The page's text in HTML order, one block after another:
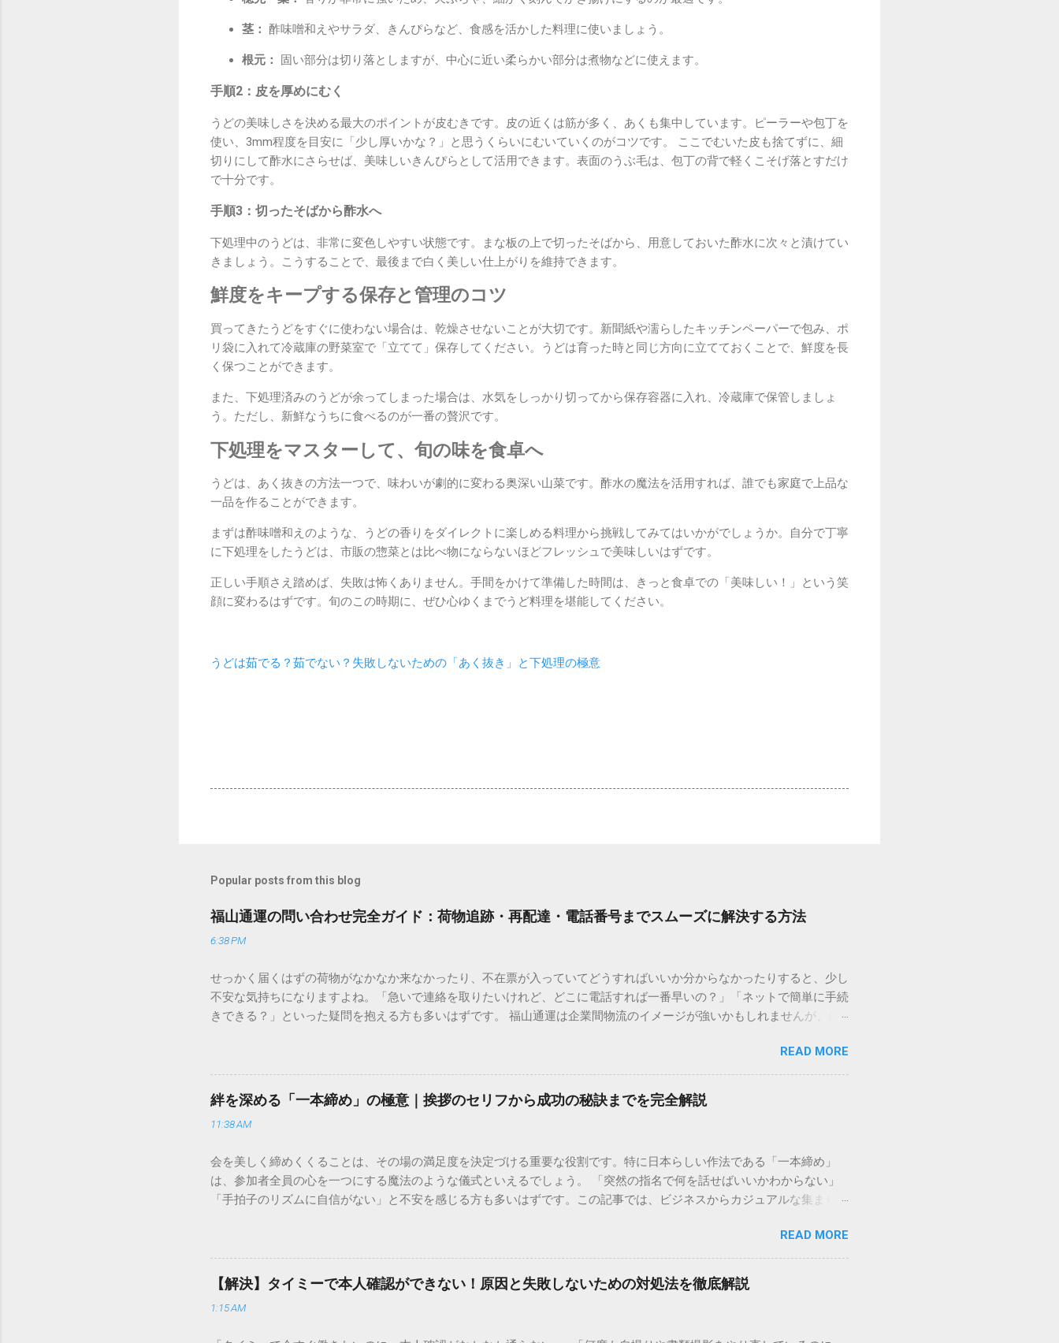
茎： 酢味噌和えやサラダ、きんぴらなど、食感を活かした料理に使いましょう。
根元： 固い部分は切り落としますが、中心に近い柔らかい部分は煮物などに使えます。
手順2：皮を厚めにむく
うどの美味しさを決める最大のポイントが皮むきです。皮の近くは筋が多く、あくも集中しています。ピーラーや包丁を
使い、3mm程度を目安に「少し厚いかな？」と思うくらいにむいていくのがコツです。 ここでむいた皮も捨てずに、細
切りにして酢水にさらせば、美味しいきんぴらとして活用できます。表面のうぶ毛は、包丁の背で軽くこそげ落とすだけ
で十分です。
手順3：切ったそばから酢水へ
下処理中のうどは、非常に変色しやすい状態です。まな板の上で切ったそばから、用意しておいた酢水に次々と漬けてい
きましょう。こうすることで、最後まで白く美しい仕上がりを維持できます。
鮮度をキープする保存と管理のコツ
買ってきたうどをすぐに使わない場合は、乾燥させないことが大切です。新聞紙や濡らしたキッチンペーパーで包み、ポ
リ袋に入れて冷蔵庫の野菜室で「立てて」保存してください。うどは育った時と同じ方向に立てておくことで、鮮度を長
く保つことができます。
また、下処理済みのうどが余ってしまった場合は、水気をしっかり切ってから保存容器に入れ、冷蔵庫で保管しましょ
う。ただし、新鮮なうちに食べるのが一番の贅沢です。
下処理をマスターして、旬の味を食卓へ
うどは、あく抜きの方法一つで、味わいが劇的に変わる奥深い山菜です。酢水の魔法を活用すれば、誰でも家庭で上品な
一品を作ることができます。
まずは酢味噌和えのような、うどの香りをダイレクトに楽しめる料理から挑戦してみてはいかがでしょうか。自分で丁寧
に下処理をしたうどは、市販の惣菜とは比べ物にならないほどフレッシュで美味しいはずです。
正しい手順さえ踏めば、失敗は怖くありません。手間をかけて準備した時間は、きっと食卓での「美味しい！」という笑
顔に変わるはずです。旬のこの時期に、ぜひ心ゆくまでうど料理を堪能してください。
うどは茹でる？茹でない？失敗しないための「あく抜き」と下処理の極意
Popular posts from this blog
福山通運の問い合わせ完全ガイド：荷物追跡・再配達・電話番号までスムーズに解決する方法
6:38 PM
せっかく届くはずの荷物がなかなか来なかったり、不在票が入っていてどうすればいいか分からなかったりすると、少し
不安な気持ちになりますよね。「急いで連絡を取りたいけれど、どこに電話すれば一番早いの？」「ネットで簡単に手続
きできる？」といった疑問を抱える方も多いはずです。 福山通運は企業間物流のイメージが強いかもしれませんが、個
は、荷物の追跡確認から営業所への電話連絡、再配達の依頼手順まで、初めての方でも迷わずに解決できる方法を詳しく
解説します。 福山通運のサービスの特徴と強み 福山通運は日本全国に広範なネットワークを持つ大手運送会社です。特
に重量物や大型の荷物、そして企業間の輸送において圧倒的な実績を誇ります。 個人で利用する場合、他の宅配業者と
少し異なる点として「営業所ごとの対応が非常にきめ細かい」という特徴があります。地域に密着した各拠点が配送をコ
ントロールしているため、現場の状況に合わせた柔軟な相談がしやすいのがメリットです。まずは、今抱えている悩みが
わせの電話をかける前に、まずは「お荷物配達状況照会」を確認するのが最も効率的です。現在の荷物がいったいどこに
あるのか、いつ届く予定なのかは、お手元の番号一つで判明します。 伝票番号（お問い合わせ番号）を準備する : 送り状
（伝票）の控えに記載されている、数字の並びを確認してください。これが荷物の識別番号になります。 確認できる内
テータス。 メリット : 24時間いつでも自分のペースで確認できるため、電話がつながるのを待つ必要がありません。 ス
マートフォンやパソコンでの操作 : 専用の入力フォームに番号を記載するだけで、リアルタイムの状況が表示されます。
もしステータスが「持戻（不在）」になっていれば、そのままスムーズに次の手続きへ移ることも可能です。 2. 電話で
READ MORE
絆を深める「一本締め」の極意｜挨拶のセリフから成功の秘訣までを完全解説
11:38 AM
会を美しく締めくくることは、その場の満足度を決定づける重要な役割です。特に日本らしい作法である「一本締め」
は、参加者全員の心を一つにする魔法のような儀式といえるでしょう。 「突然の指名で何を話せばいいかわからない」
「手拍子のリズムに自信がない」と不安を感じる方も多いはずです。この記事では、ビジネスからカジュアルな集まりま
解説します。 一本締めとは？その本質と効果 一本締めは、単に手を叩いて終わらせる作業ではありません。その時間、
その場所で共有した喜びや感謝を、全員の手拍子という形にして刻み込む伝統的な儀礼です。 一本締めがもたらすポジ
ティブな効果 一体感の創出 参加者全員が一斉に同じリズムを刻むことで、集団としての連帯感が生まれます。 心地よい
終幕 「ここで終わり」という合図が明確になるため、参加者は余韻を大切にしながら、すっきりと解散することができ
ます。 感謝の視覚化 言葉だけでは伝えきれない「お疲れ様」「ありがとう」という想いを、拍手の音に込めることがで
READ MORE
【解決】タイミーで本人確認ができない！原因と失敗しないための対処法を徹底解説
1:15 AM